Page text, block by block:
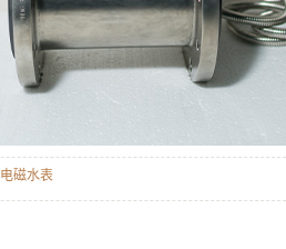
电磁水表